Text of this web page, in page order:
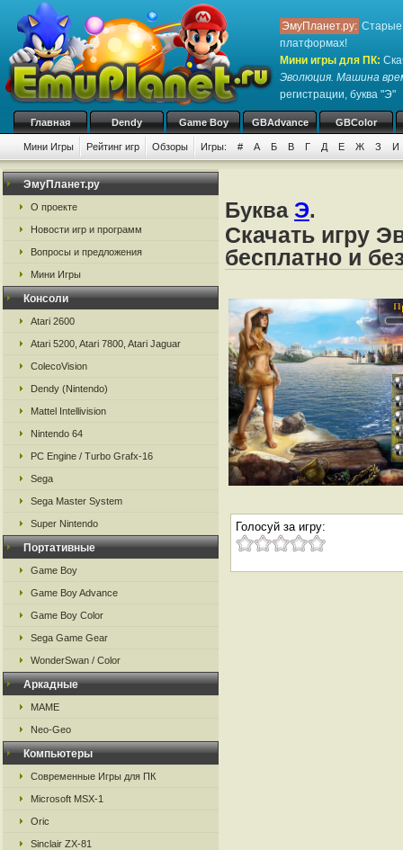
ЭмуПланет.ру: Старые
платформах!
Мини игры для ПК:
Эволюция. Машина
регистрации, буква "Э"
Главная Dendy Game Boy GBAdvance GBColor
Мини Игры Рейтинг игр Обзоры Игры: # А Б В Г Д Е Ж З И
ЭмуПланет.ру
О проекте
Новости игр и программ
Вопросы и предложения
Мини Игры
Консоли
Atari 2600
Atari 5200, Atari 7800, Atari Jaguar
ColecoVision
Dendy (Nintendo)
Mattel Intellivision
Nintendo 64
PC Engine / Turbo Grafx-16
Sega
Sega Master System
Super Nintendo
Портативные
Game Boy
Game Boy Advance
Game Boy Color
Sega Game Gear
WonderSwan / Color
Аркадные
MAME
Neo-Geo
Компьютеры
Современные Игры для ПК
Microsoft MSX-1
Oric
Sinclair ZX-81
Буква Э.
Скачать игру
бесплатно и
Голосуй за игру: